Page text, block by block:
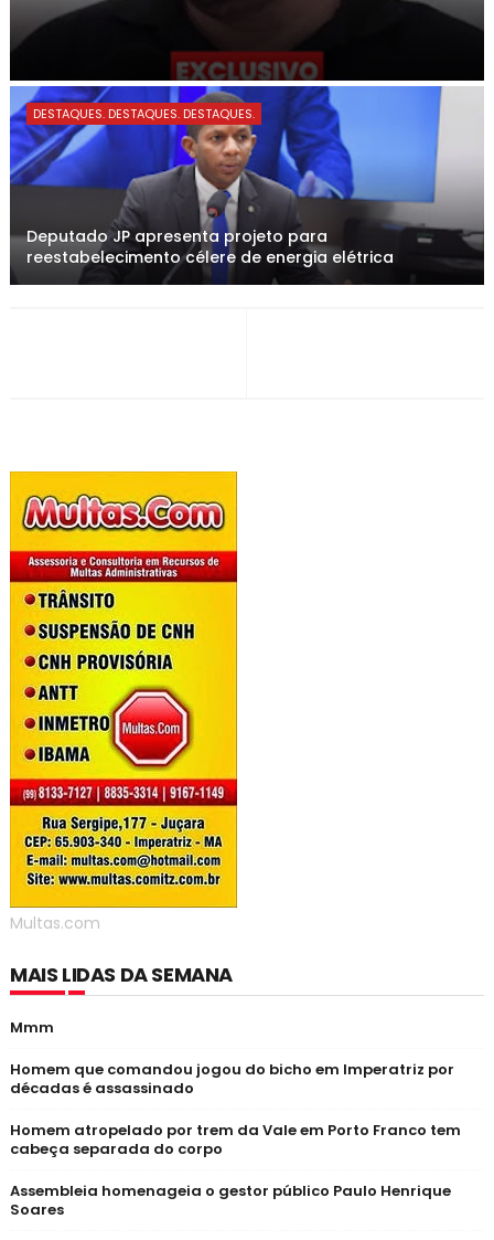
DESTAQUES. DESTAQUES. DESTAQUES.
Deputado JP apresenta projeto para
reestabelecimento célere de energia elétrica
Multas.com
MAIS LIDAS DA SEMANA
Mmm
Homem que comandou jogou do bicho em Imperatriz por
décadas é assassinado
Homem atropelado por trem da Vale em Porto Franco tem
cabeça separada do corpo
Assembleia homenageia o gestor público Paulo Henrique
Soares